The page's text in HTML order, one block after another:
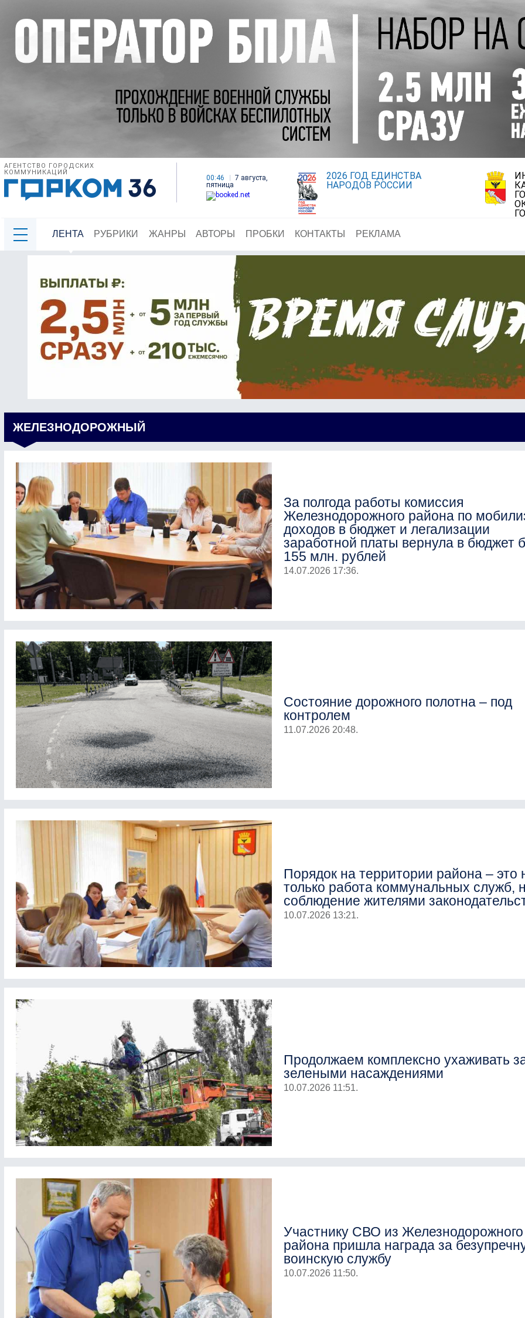
АГЕНТСТВО ГОРОДСКИХ
КОММУНИКАЦИЙ
00:46
7 августа,
пятница
2026 ГОД ЕДИНСТВА
НАРОДОВ РОССИИ
ЛЕНТА РУБРИКИ ЖАНРЫ АВТОРЫ ПРОБКИ КОНТАКТЫ РЕКЛАМА
ЖЕЛЕЗНОДОРОЖНЫЙ
За полгода работы комиссия
Железнодорожного района по
доходов в бюджет и легализации
заработной платы вернула в бюджет
155 млн. рублей
14.07.2026 17:36.
Состояние дорожного полотна – под
контролем
11.07.2026 20:48.
Порядок на территории района – это
только работа коммунальных служб,
соблюдение жителями
10.07.2026 13:21.
Продолжаем комплексно ухаживать
зелеными насаждениями
10.07.2026 11:51.
Участнику СВО из Железнодорожного
района пришла награда за
воинскую службу
10.07.2026 11:50.